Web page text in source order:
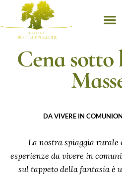
Cena sotto
DA VIVERE IN
La nostra spiaggia rurale
esperienze da vivere in
sul tappeto della fantasia è